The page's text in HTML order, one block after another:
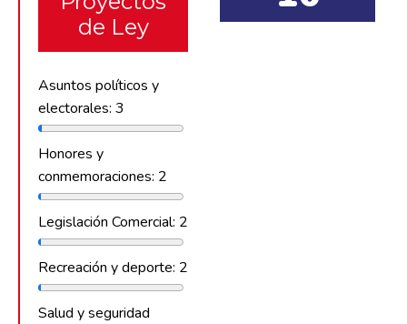
de Ley
Asuntos políticos y
electorales: 3
Honores y
conmemoraciones: 2
Legislación Comercial: 2
Recreación y deporte: 2
Salud y seguridad